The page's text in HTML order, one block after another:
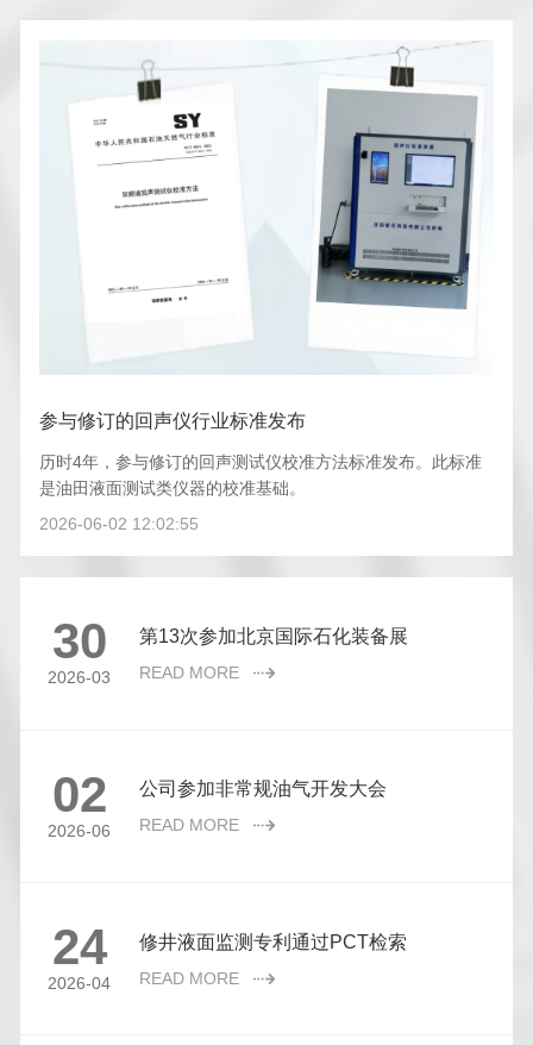
参与修订的回声仪行业标准发布
历时4年，参与修订的回声测试仪校准方法标准发布。此标准
是油田液面测试类仪器的校准基础。
2026-06-02 12:02:55
30
2026-03
第13次参加北京国际石化装备展
READ MORE
02
2026-06
公司参加非常规油气开发大会
READ MORE
24
2026-04
修井液面监测专利通过PCT检索
READ MORE